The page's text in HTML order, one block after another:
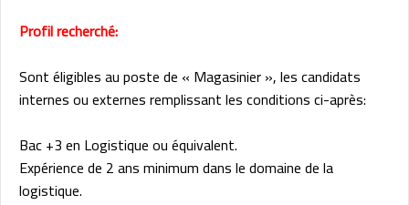
Profil recherché:
Sont éligibles au poste de « Magasinier », les candidats
internes ou externes remplissant les conditions ci-après:
Bac +3 en Logistique ou équivalent.
Expérience de 2 ans minimum dans le domaine de la
logistique.